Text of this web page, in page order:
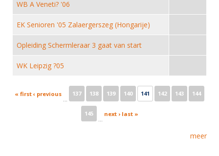
Oprichting Vereniging
Overschrijven leden
Scheidsrechterslijst
Verwerk wedstrijduitslagen
NK organiseren
Geschiedenis van het schermen
Infotheek
Bibliotheek
ALV
WB A Veneti? '06
EK Senioren '05 Zalaergerszeg (Hongarije)
Opleiding Schermleraar 3 gaat van start
WK Leipzig ?05
Pages
« first ‹ previous
…
137 138 139 140 141 142 143 144
145
…
next › last »
meer